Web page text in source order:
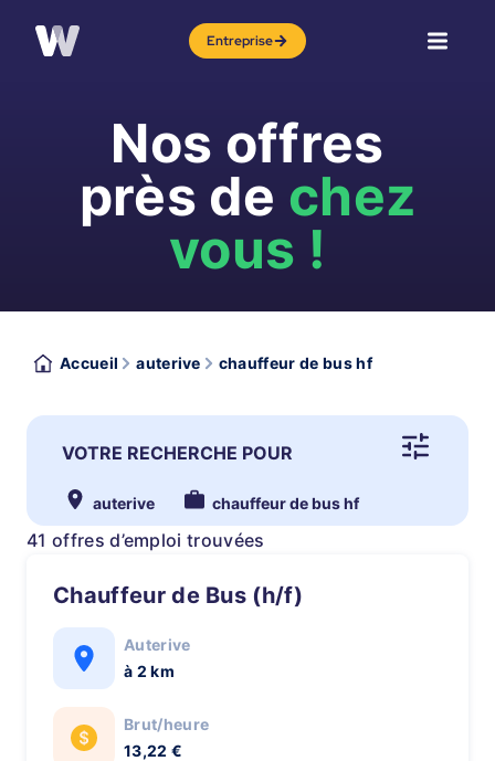
Entreprise
Nos offres
près de chez
vous !
Accueil auterive chauffeur de bus hf
VOTRE RECHERCHE POUR
auterive chauffeur de bus hf
41 offres d’emploi trouvées
Chauffeur de Bus (h/f)
Auterive
à 2 km
Brut/heure
13,22 €